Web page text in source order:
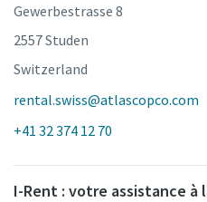
Gewerbestrasse 8
2557 Studen
Switzerland
rental.swiss@atlascopco.com
+41 32 374 12 70
I-Rent : votre assistance à